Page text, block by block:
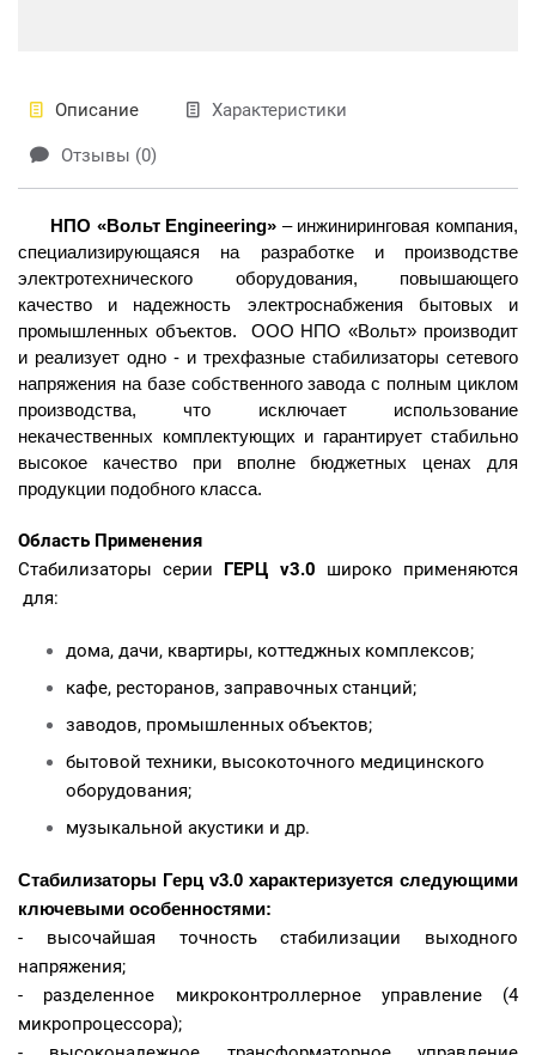
Описание Характеристики
Отзывы (0)
НПО «Вольт Engineering» – инжиниринговая компания,
специализирующаяся на разработке и производстве
электротехнического оборудования, повышающего
качество и надежность электроснабжения бытовых и
промышленных объектов. ООО НПО «Вольт» производит
и реализует одно - и трехфазные стабилизаторы сетевого
напряжения на базе собственного завода с полным циклом
производства, что исключает использование
некачественных комплектующих и гарантирует стабильно
высокое качество при вполне бюджетных ценах для
продукции подобного класса.
Область Применения
Стабилизаторы серии ГЕРЦ v3.0 широко применяются
для:
дома, дачи, квартиры, коттеджных комплексов;
кафе, ресторанов, заправочных станций;
заводов, промышленных объектов;
бытовой техники, высокоточного медицинского
оборудования;
музыкальной акустики и др.
Стабилизаторы Герц v3.0 характеризуется следующими
ключевыми особенностями:
- высочайшая точность стабилизации выходного
напряжения;
- разделенное микроконтроллерное управление (4
микропроцессора);